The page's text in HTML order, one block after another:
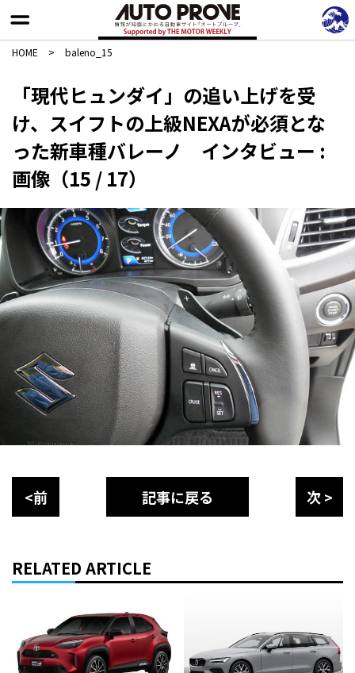
HOME > baleno_15
「現代ヒュンダイ」の追い上げを受
け、スイフトの上級NEXAが必須とな
った新車種バレーノ インタビュー :
画像（15 / 17）
<前 記事に戻る 次 >
RELATED ARTICLE